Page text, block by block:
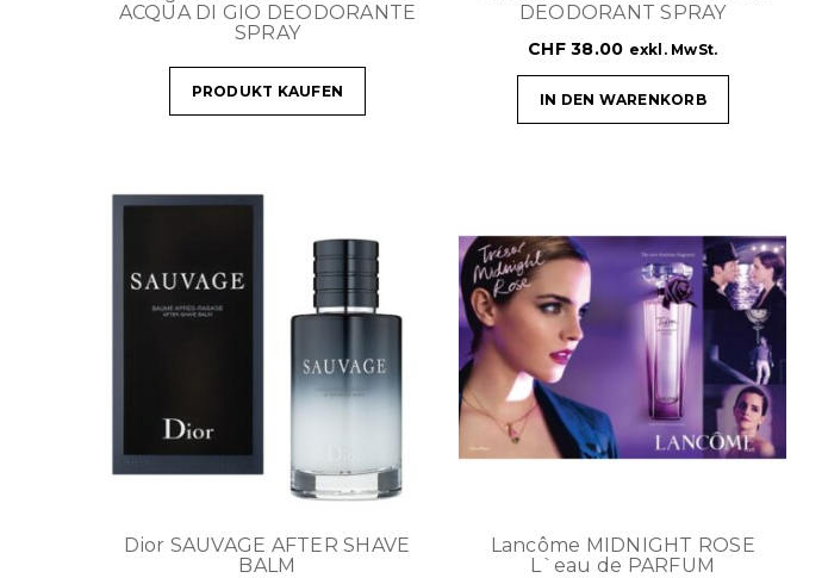
ACQUA DI GIO DEODORANTE
SPRAY
PRODUKT KAUFEN
DEODORANT SPRAY
CHF38.00 exkl. MwSt.
IN DEN WARENKORB
Dior SAUVAGE AFTER SHAVE
BALM
Lancôme MIDNIGHT ROSE
L`eau de PARFUM